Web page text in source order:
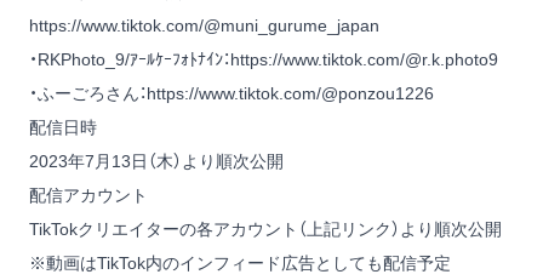
https://www.tiktok.com/@muni_gurume_japan
・RKPhoto_9/ｱｰﾙｹｰﾌｫﾄﾅｲﾝ：https://www.tiktok.com/@r.k.photo9
・ふーごろさん：https://www.tiktok.com/@ponzou1226
配信日時
2023年7月13日（木）より順次公開
配信アカウント
TikTokクリエイターの各アカウント（上記リンク）より順次公開
※動画はTikTok内のインフィード広告としても配信予定